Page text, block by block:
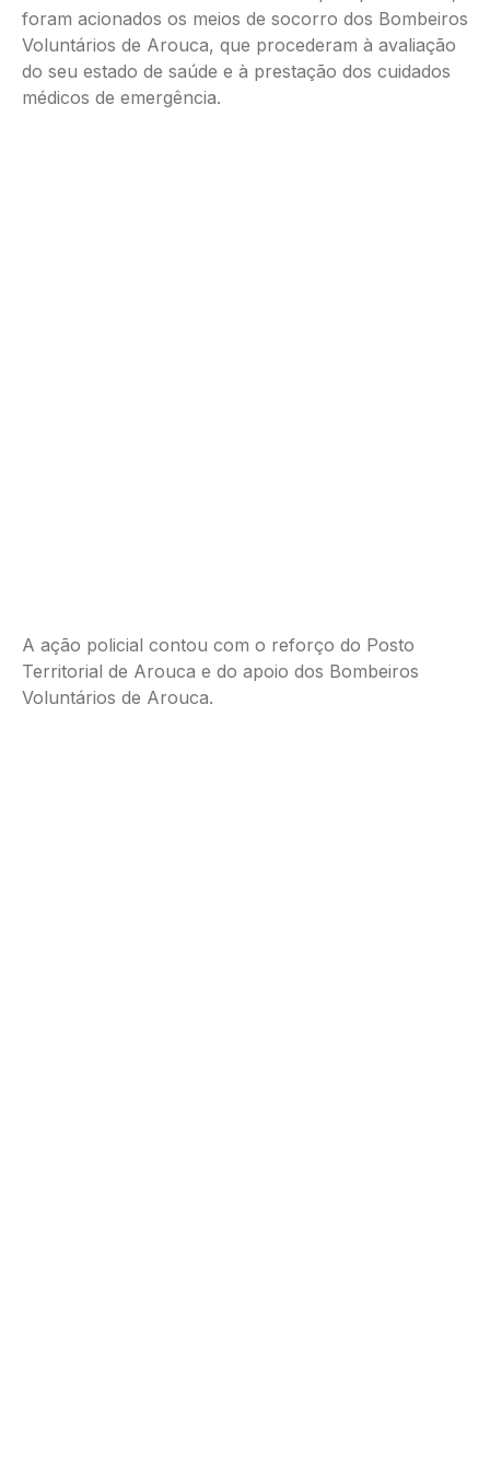
foram acionados os meios de socorro dos Bombeiros
Voluntários de Arouca, que procederam à avaliação
do seu estado de saúde e à prestação dos cuidados
médicos de emergência.
A ação policial contou com o reforço do Posto
Territorial de Arouca e do apoio dos Bombeiros
Voluntários de Arouca.